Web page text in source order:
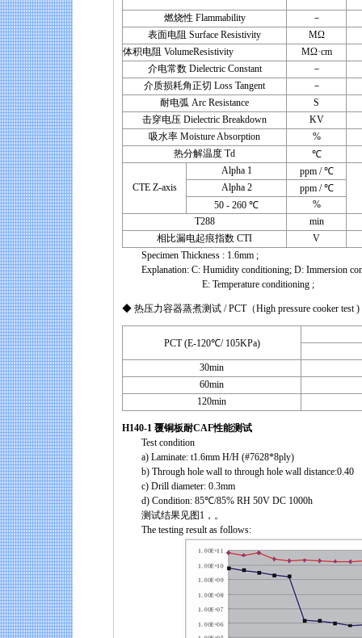
燃烧性 Flammability
－
表面电阻 Surface Resistivity
MΩ
体积电阻 VolumeResistivity
MΩ·cm
介电常数 Dielectric Constant
－
介质损耗角正切 Loss Tangent
－
耐电弧 Arc Resistance
S
击穿电压 Dielectric Breakdown
KV
吸水率 Moisture Absorption
%
热分解温度 Td
℃
CTE Z-axis
Alpha 1
ppm / ℃
Alpha 2
ppm / ℃
50 - 260 ℃
%
T288
min
相比漏电起痕指数 CTI
V
Specimen Thickness : 1.6mm ;
Explanation: C: Humidity conditioning; D: Immersion
E: Temperature conditioning ;
◆ 热压力容器蒸煮测试 / PCT（High pressure cooker test )
PCT (E-120℃/ 105KPa)
30min
60min
120min
H140-1 覆铜板耐CAF性能测试
Test condition
a) Laminate: t1.6mm H/H (#7628*8ply)
b) Through hole wall to through hole wall distance:0.40
c) Drill diameter: 0.3mm
d) Condition: 85℃/85% RH 50V DC 1000h
测试结果见图1，。
The testing result as follows: